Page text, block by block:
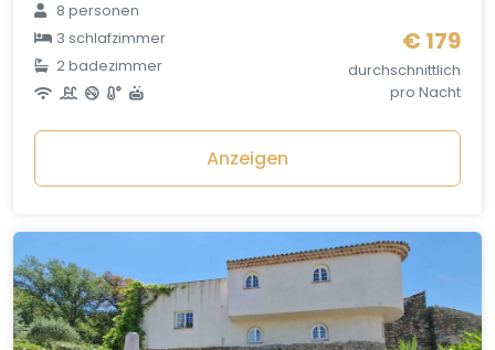
8 personen
3 schlafzimmer
2 badezimmer
€ 179
durchschnittlich
pro Nacht
Anzeigen